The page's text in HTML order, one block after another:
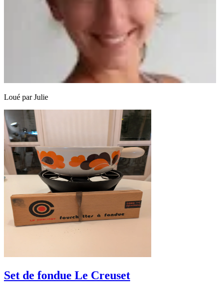
Loué parJulie
Set de fondue Le Creuset